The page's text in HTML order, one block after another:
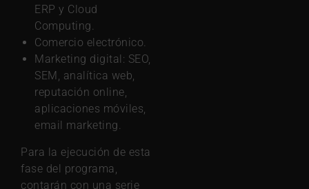
ERP y Cloud
Computing.
Comercio electrónico.
Marketing digital: SEO,
SEM, analítica web,
reputación online,
aplicaciones móviles,
email marketing.
Para la ejecución de esta
fase del programa,
contarán con una serie